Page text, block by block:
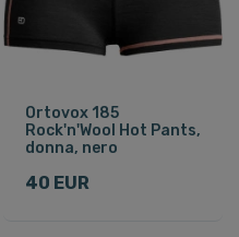
Ortovox 185
Rock'n'Wool Hot Pants,
donna, nero
40 EUR